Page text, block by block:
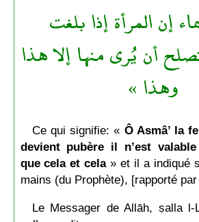
إن المرأة إذا بلغت
أن يُرى منها إلا هذا
وهذا »
Ce qui signifie: « Ô Asmâ’ la
devient pubère il n’est
que cela et cela» et il a indiqué
mains (du Prophète), [rapporté
Le Messager de Allāh, ṣalla l-